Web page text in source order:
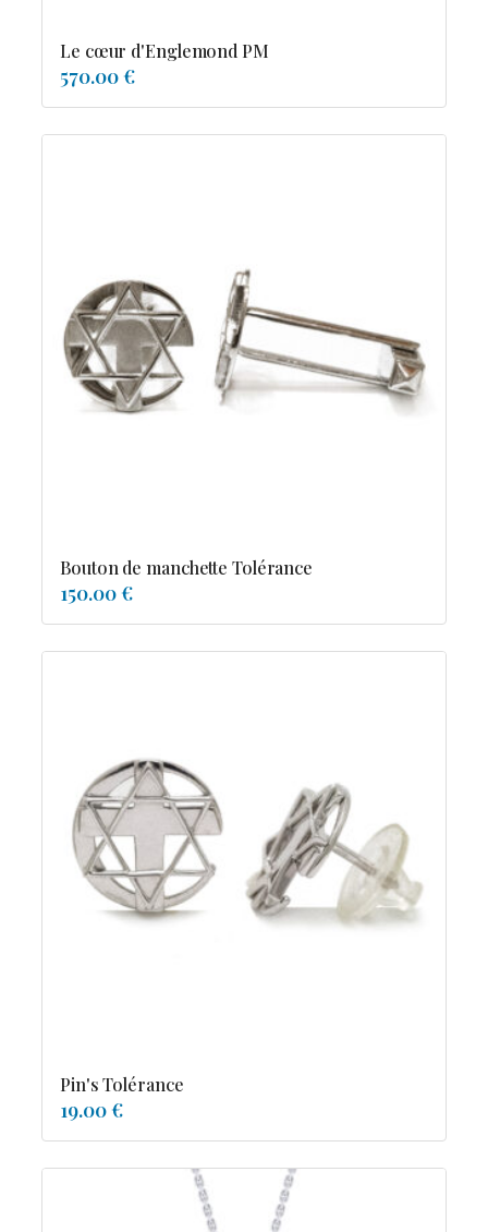
Le cœur d'Englemond PM
570.00 €
Bouton de manchette Tolérance
150.00 €
Pin's Tolérance
19.00 €